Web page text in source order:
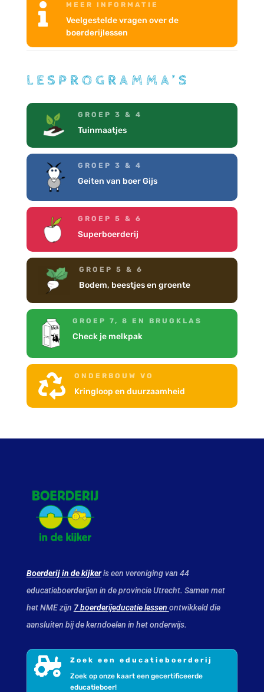
 MEER INFORMATIE
Veelgestelde vragen over de
boerderijlessen
LESPROGRAMMA’S
GROEP 3 & 4
Tuinmaatjes
GROEP 3 & 4
Geiten van boer Gijs
GROEP 5 & 6
Superboerderij
GROEP 5 & 6
Bodem, beestjes en groente
GROEP 7, 8 EN BRUGKLAS
Check je melkpak
 ONDERBOUW VO
Kringloop en duurzaamheid
Boerderij in de kijkeris een vereniging van 44
educatieboerderijen in de provincie Utrecht. Samen met
het NME zijn 7 boerderijeducatie lessen ontwikkeld die
aansluiten bij de kerndoelen in het onderwijs.

Zoek een educatieboerderij
Zoek op onze kaart een gecertificeerde
educatieboer!